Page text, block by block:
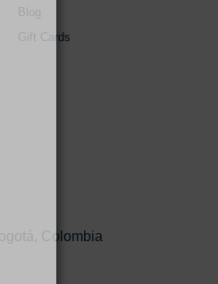
Blog
Gift Cards
Colombia